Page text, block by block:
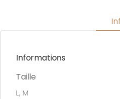
Informations
Taille
L, M